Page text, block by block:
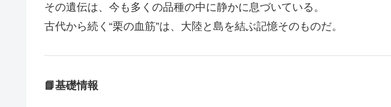
その遺伝は、今も多くの品種の中に静かに息づいている。
古代から続く“栗の血筋”は、大陸と島を結ぶ記憶そのものだ。
📘基礎情報